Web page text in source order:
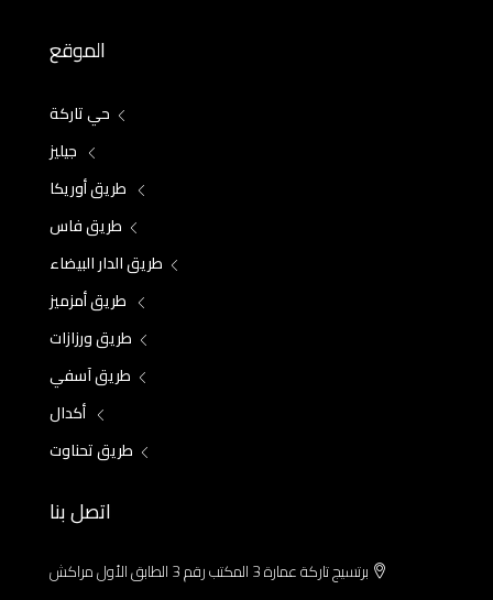
الموقع
حي تاركة
جيليز
طريق أوريكا
طريق فاس
طريق الدار البيضاء
طريق أمزميز
طريق ورزازات
طريق آسفي
أكدال
طريق تحناوت
اتصل بنا
برتسيج تاركة عمارة 3 المكتب رقم 3 الطابق الأول مراكش